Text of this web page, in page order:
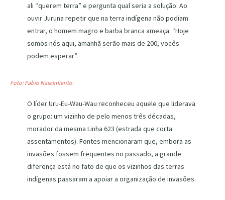
ali “querem terra” e pergunta qual seria a solução. Ao
ouvir Juruna repetir que na terra indígena não podiam
entrar, o homem magro e barba branca ameaça: “Hoje
somos nós aqui, amanhã serão mais de 200, vocês
podem esperar”.
Foto: Fabio Nascimiento.
O líder Uru-Eu-Wau-Wau reconheceu aquele que liderava
o grupo: um vizinho de pelo menos três décadas,
morador da mesma Linha 623 (estrada que corta
assentamentos). Fontes mencionaram que, embora as
invasões fossem frequentes no passado, a grande
diferença está no fato de que os vizinhos das terras
indígenas passaram a apoiar a organização de invasões.